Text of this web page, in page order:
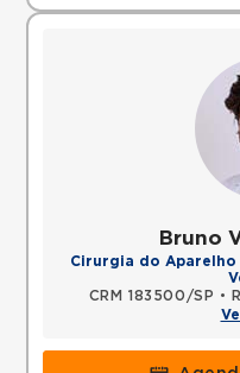
Bruno
Cirurgia do Aparelho
CRM 183500/SP •